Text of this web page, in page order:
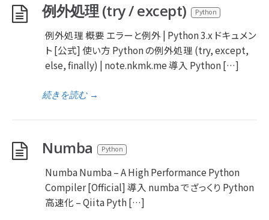
例外処理 (try / except) Python
例外処理 概要 エラーと例外 | Python 3.x ドキュメン
ト [公式] 使い方 Python の例外処理 (try, except,
else, finally) | note.nkmk.me 導入 Python […]
続きを読む→
Numba Python
Numba Numba – A High Performance Python
Compiler [Official] 導入 numba でざっくり Python
高速化 – Qiita Pyth […]